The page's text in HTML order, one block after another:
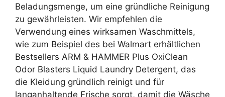
Beladungsmenge, um eine gründliche Reinigung
zu gewährleisten. Wir empfehlen die
Verwendung eines wirksamen Waschmittels,
wie zum Beispiel des bei Walmart erhältlichen
Bestsellers ARM & HAMMER Plus OxiClean
Odor Blasters Liquid Laundry Detergent, das
die Kleidung gründlich reinigt und für
langanhaltende Frische sorgt, damit die Wäsche